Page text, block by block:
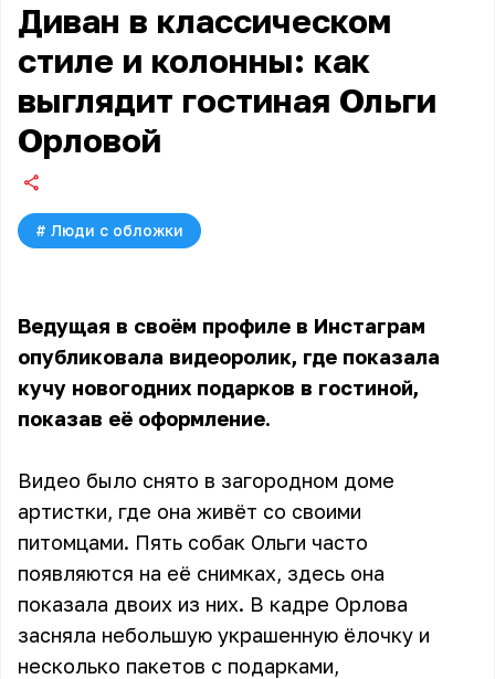
Диван в классическом
стиле и колонны: как
выглядит гостиная Ольги
Орловой
# Люди с обложки
Ведущая в своём профиле в Инстаграм
опубликовала видеоролик, где показала
кучу новогодних подарков в гостиной,
показав её оформление.
Видео было снято в загородном доме
артистки, где она живёт со своими
питомцами. Пять собак Ольги часто
появляются на её снимках, здесь она
показала двоих из них. В кадре Орлова
засняла небольшую украшенную ёлочку и
несколько пакетов с подарками,